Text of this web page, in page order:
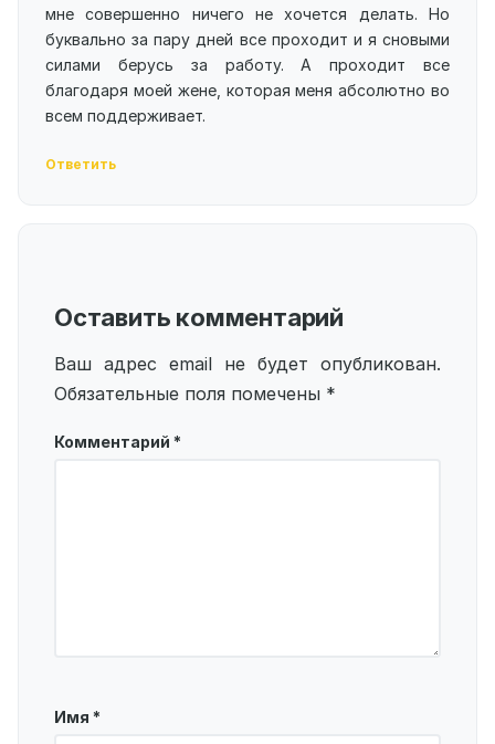
мне совершенно ничего не хочется делать. Но
буквально за пару дней все проходит и я сновыми
силами берусь за работу. А проходит все
благодаря моей жене, которая меня абсолютно во
всем поддерживает.
Ответить
Оставить комментарий
Ваш адрес email не будет опубликован.
Обязательные поля помечены *
Комментарий *
Имя *